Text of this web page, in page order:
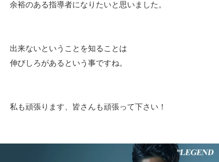
余裕のある指導者になりたいと思いました。
出来ないということを知ることは
伸びしろがあるという事ですね。
私も頑張ります、皆さんも頑張って下さい！